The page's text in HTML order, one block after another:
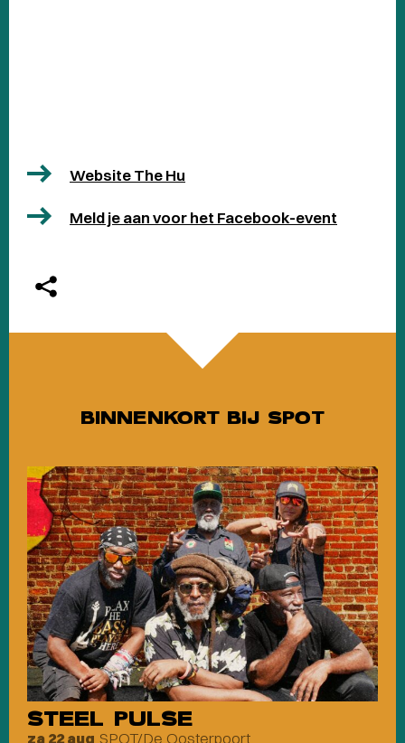
Website The Hu
Meld je aan voor het Facebook-event
BINNENKORT BIJ SPOT
STEEL PULSE
za 22 aug SPOT/De Oosterpoort